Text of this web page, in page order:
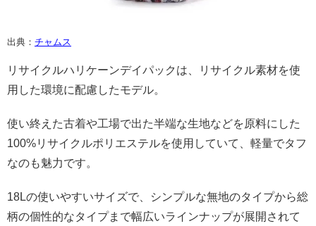
出典： チャムス
リサイクルハリケーンデイパックは、リサイクル素材を使
用した環境に配慮したモデル。
使い終えた古着や工場で出た半端な生地などを原料にした
100%リサイクルポリエステルを使用していて、軽量でタフ
なのも魅力です。
18Lの使いやすいサイズで、シンプルな無地のタイプから総
柄の個性的なタイプまで幅広いラインナップが展開されて